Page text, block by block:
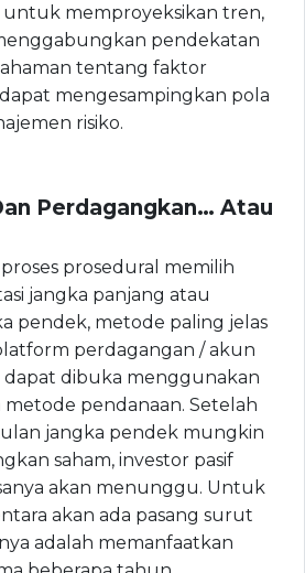
memproyeksikan tren,
pendekatan
tentang faktor
mengesampingkan pola
risiko.
Perdagangkan… Atau
prosedural memilih
jangka panjang atau
pendek, metode paling jelas
perdagangan / akun
dapat dibuka menggunakan
pendanaan. Setelah
jangka pendek mungkin
saham, investor pasif
akan menunggu. Untuk
akan ada pasang surut
adalah memanfaatkan